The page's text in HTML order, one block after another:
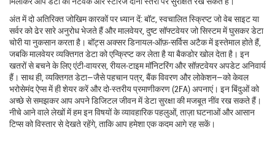
अंत में दो अतिरिक्त जोखिम कारकों पर ध्यान दें:बॉट स्वचालित स्क्रिप्ट जो वेब साइट या
सर्वर को ढेर सारे अनुरोध भेजते हैंऔरमालवेयर, दुष्ट सॉफ्टवेयर जो सिस्टम में घुसकर डेटा
चोरी या नुकसान करता है । बॉट्स अक्सर डिनायल‑ऑफ़‑सर्विस अटैक में इस्तेमाल होते हैं,
जबकि मालवेयर व्यक्तिगत डेटा को एन्क्रिप्ट कर लेता है या बैकडोर खोल देता है। इन
खतरों से बचने के लिए एंटी‑वायरस, रीयल‑टाइम मॉनिटरिंग और सॉफ़्टवेयर अपडेट अनिवार्य
हैं। साथ ही, व्यक्तिगत डेटा—जैसे पहचान पत्र, बैंक विवरण और लोकेशन—को केवल
भरोसेमंद ऐप्स में ही शेयर करें और दो‑स्तरीय प्रमाणीकरण (2FA) अपनाएं। इन बिंदुओं को
अच्छे से समझकर आप अपने डिजिटल जीवन में डेटा सुरक्षा की मजबूत नींव रख सकते हैं।
नीचे आने वाले लेखों में हम इन विषयों के व्यावहारिक पहलुओं, ताज़ा घटनाओं और आसान
टिप्स को विस्तार से देखते रहेंगे, ताकि आप हमेशा एक कदम आगे रह सकें।